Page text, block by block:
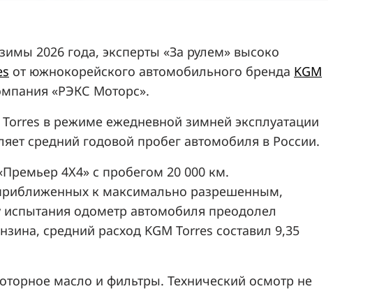
2026 года, эксперты «За рулем» высоко
от южнокорейского автомобильного бренда KGM
«РЭКС Моторс».
в режиме ежедневной зимней эксплуатации
средний годовой пробег автомобиля в России.
4Х4» с пробегом 20 000 км.
приближенных к максимально разрешенным,
одометр автомобиля преодолел
средний расход KGM Torres составил 9,35
масло и фильтры. Технический осмотр не